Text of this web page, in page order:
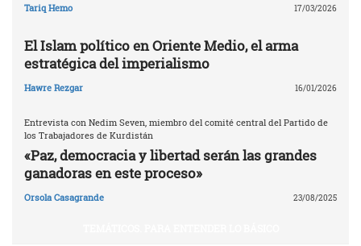
Tariq Hemo 17/03/2026
El Islam político en Oriente Medio, el arma
estratégica del imperialismo
Hawre Rezgar 16/01/2026
Entrevista con Nedim Seven, miembro del comité central del Partido de
los Trabajadores de Kurdistán
«Paz, democracia y libertad serán las grandes
ganadoras en este proceso»
Orsola Casagrande 23/08/2025